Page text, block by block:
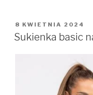
OPUBLIKOWANE
W
8 KWIETNIA 2024
Sukienka basic